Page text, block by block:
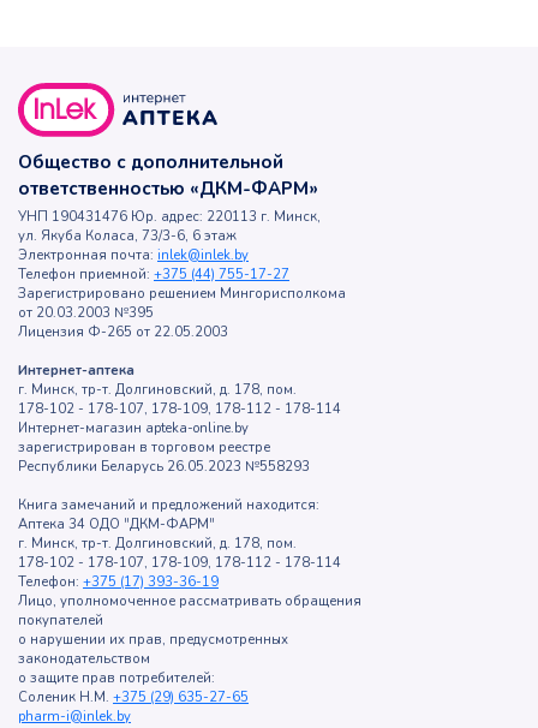
Общество с дополнительной
ответственностью «ДКМ-ФАРМ»
УНП 190431476 Юр. адрес: 220113 г. Минск,
ул. Якуба Коласа, 73/3-6, 6 этаж
Электронная почта: inlek@inlek.by
Телефон приемной: +375 (44) 755-17-27
Зарегистрировано решением Мингорисполкома
от 20.03.2003 №395
Лицензия Ф-265 от 22.05.2003
Интернет-аптека
г. Минск, тр-т. Долгиновский, д. 178, пом.
178-102 - 178-107, 178-109, 178-112 - 178-114
Интернет-магазин apteka-online.by
зарегистрирован в торговом реестре
Республики Беларусь 26.05.2023 №558293
Книга замечаний и предложений находится:
Аптека 34 ОДО "ДКМ-ФАРМ"
г. Минск, тр-т. Долгиновский, д. 178, пом.
178-102 - 178-107, 178-109, 178-112 - 178-114
Телефон: +375 (17) 393-36-19
Лицо, уполномоченное рассматривать обращения
покупателей
о нарушении их прав, предусмотренных
законодательством
о защите прав потребителей:
Соленик Н.М. +375 (29) 635-27-65
pharm-i@inlek.by